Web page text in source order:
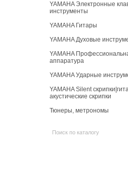
YAMAHA Электронные
инструменты
YAMAHA Гитары
YAMAHA Духовые
YAMAHA
аппаратура
YAMAHA Ударные
YAMAHA Silent
акустические скрипки
Тюнеры, метрономы